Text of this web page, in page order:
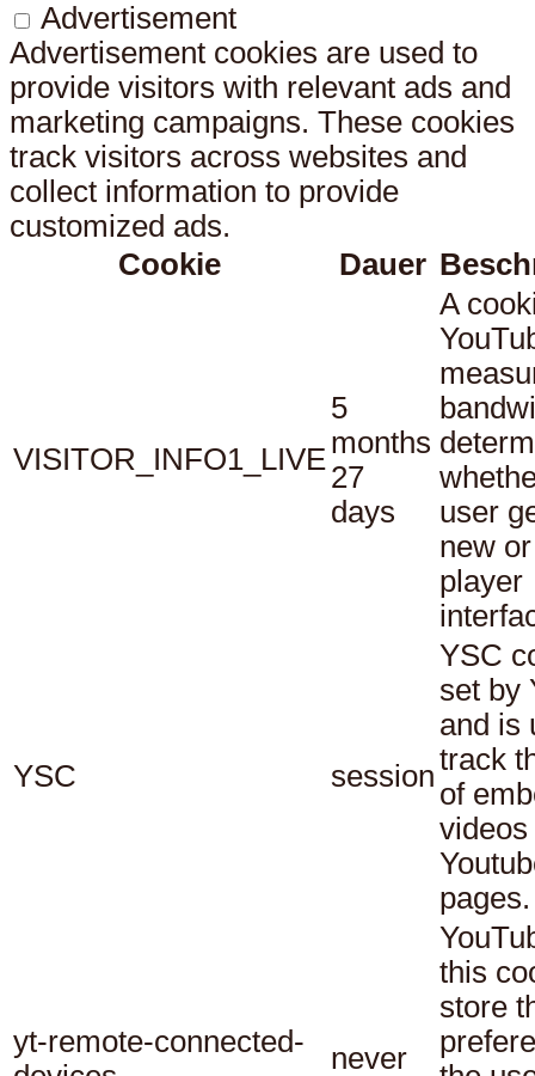
Advertisement
Advertisement cookies are used to
provide visitors with relevant ads and
marketing campaigns. These cookies
track visitors across websites and
collect information to provide
customized ads.
Cookie
Dauer
VISITOR_INFO1_LIVE
5
months
27
days
A
user
new
player
YSC session
YSC
set by
and is
track
of
videos
pages.
yt-remote-connected-
never
this
store